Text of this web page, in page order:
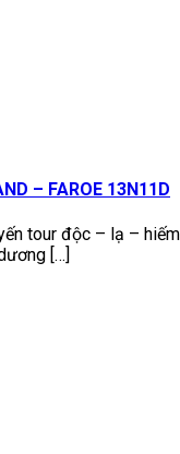
– FAROE 13N11D
tour độc – lạ –
[…]